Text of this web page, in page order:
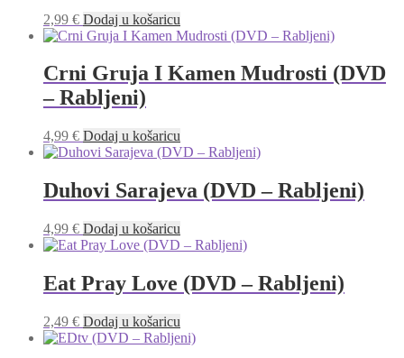
2,99 € Dodaj u košaricu
Crni Gruja I Kamen Mudrosti (DVD
– Rabljeni)
4,99 € Dodaj u košaricu
Duhovi Sarajeva (DVD – Rabljeni)
4,99 € Dodaj u košaricu
Eat Pray Love (DVD – Rabljeni)
2,49 € Dodaj u košaricu